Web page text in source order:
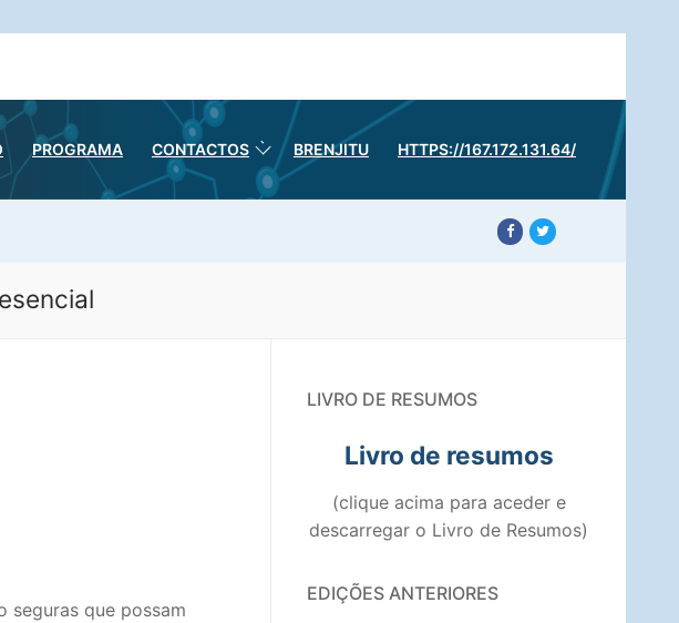
PROGRAMA CONTACTOS BRENJITU HTTPS://167.172.131.64/
seguras que possam
LIVRO DE RESUMOS
Livro de resumos
(clique acima para aceder e
descarregar o Livro de Resumos)
EDIÇÕES ANTERIORES